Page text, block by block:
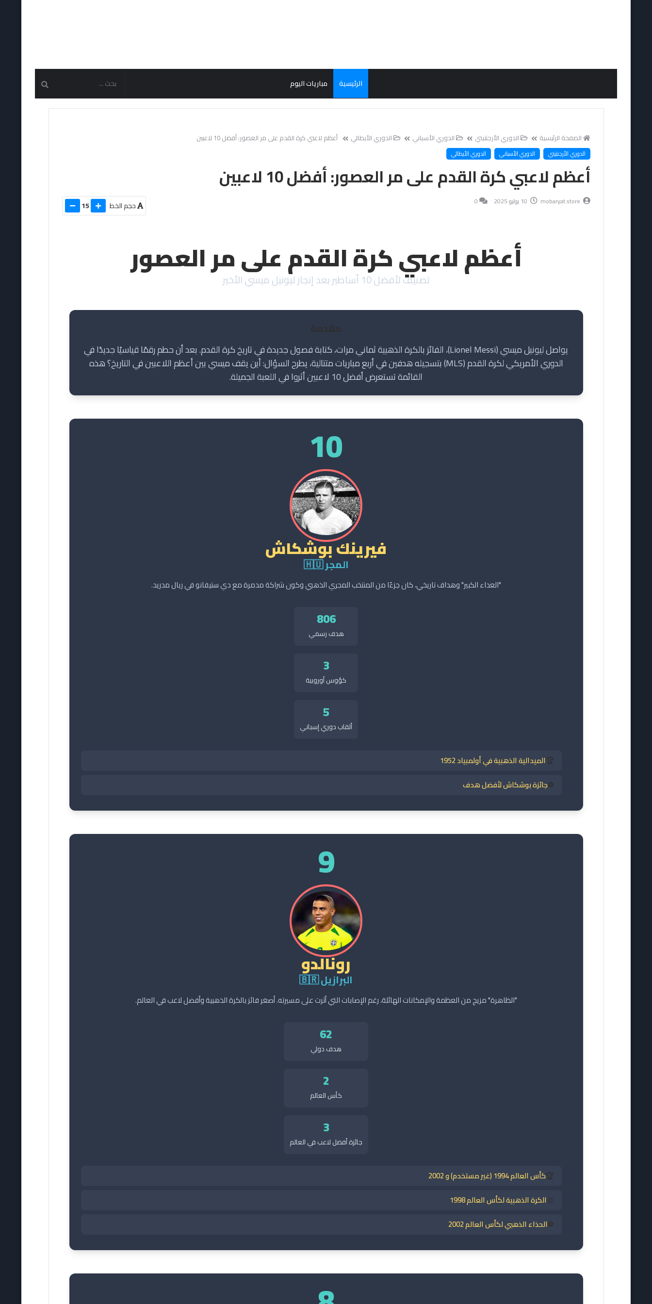
الرئيسية مباريات اليوم
الصفحة الرئيسية الدوري الأرجنتيني الدوري الأسباني الدوري الأيطالي أعظم لاعبي كرة القدم على مر العصور: أفضل 10 لاعبين
الدوري الأرجنتيني الدوري الأسباني الدوري الأيطالي
أعظم لاعبي كرة القدم على مر العصور: أفضل 10 لاعبين
mobaryat.store
0 حجم الخط 15
أعظم لاعبي كرة القدم على مر العصور
تصنيف لأفضل 10 أساطير بعد إنجاز ليونيل ميسي الأخير
مقدمة
يواصل ليونيل ميسي (Lionel Messi)، الفائز بالكرة الذهبية ثماني مرات، كتابة فصول جديدة في تاريخ كرة القدم. بعد أن حطم رقمًا قياسيًا جديدًا في
الدوري الأمريكي لكرة القدم (MLS) بتسجيله هدفين في أربع مباريات متتالية، يطرح السؤال: أين يقف ميسي بين أعظم اللاعبين في التاريخ؟ هذه
القائمة تستعرض أفضل 10 لاعبين أثروا في اللعبة الجميلة.
10
فيرينك بوشكاش
المجر 🇭🇺
"العداء الكبير" وهداف تاريخي، كان جزءًا من المنتخب المجري الذهبي وكون شراكة مدمرة مع دي ستيفانو في ريال مدريد.
806
هدف رسمي
3
كؤوس أوروبية
5
ألقاب دوري إسباني
🏆الميدالية الذهبية في أولمبياد 1952
⚽جائزة بوشكاش لأفضل هدف
9
رونالدو
البرازيل 🇧🇷
"الظاهرة" مزيج من العظمة والإمكانات الهائلة، رغم الإصابات التي أثرت على مسيرته. أصغر فائز بالكرة الذهبية وأفضل لاعب في العالم.
62
هدف دولي
2
كأس العالم
3
جائزة أفضل لاعب في العالم
🏆كأس العالم 1994 (غير مستخدم) و 2002
🥇الكرة الذهبية لكأس العالم 1998
⚽الحذاء الذهبي لكأس العالم 2002